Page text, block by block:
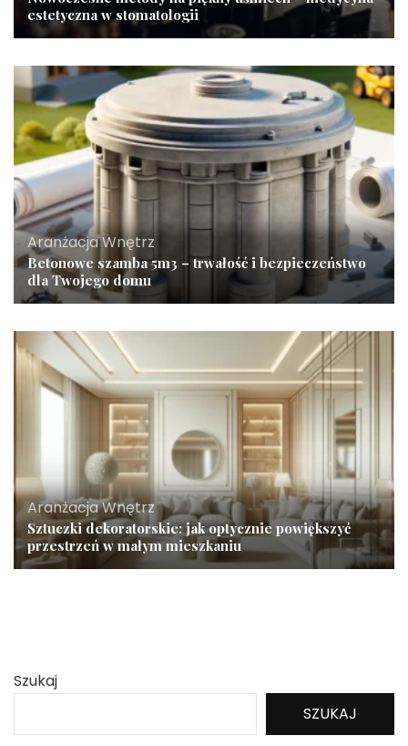
estetyczna w stomatologii
Aranżacja Wnętrz
Betonowe szamba 5m3 – trwałość i bezpieczeństwo
dla Twojego domu
Aranżacja Wnętrz
Sztuczki dekoratorskie: jak optycznie powiększyć
przestrzeń w małym mieszkaniu
Szukaj
SZUKAJ